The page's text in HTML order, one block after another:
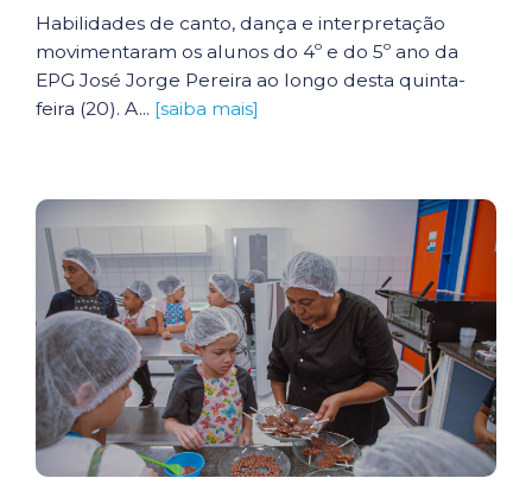
Habilidades de canto, dança e interpretação
movimentaram os alunos do 4º e do 5º ano da
EPG José Jorge Pereira ao longo desta quinta-
feira (20). A... [saiba mais]